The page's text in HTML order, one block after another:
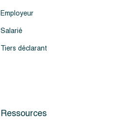
Employeur
Salarié
Tiers déclarant
Ressources